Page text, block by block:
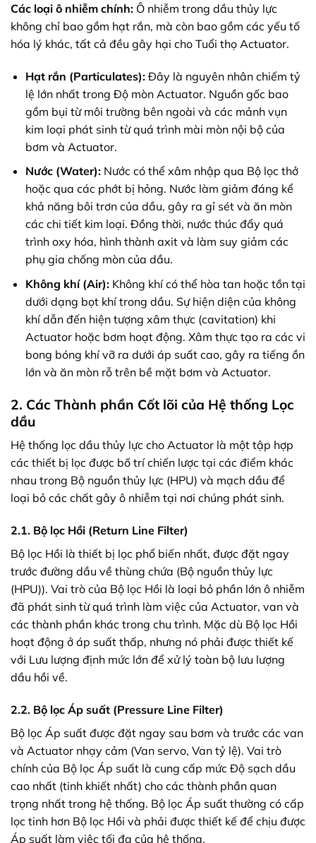
Các loại ô nhiễm chính: Ô nhiễm trong dầu thủy lực
không chỉ bao gồm hạt rắn, mà còn bao gồm các yếu tố
hóa lý khác, tất cả đều gây hại cho Tuổi thọ Actuator.
Hạt rắn (Particulates):Đây là nguyên nhân chiếm tỷ
lệ lớn nhất trong Độ mòn Actuator. Nguồn gốc bao
gồm bụi từ môi trường bên ngoài và các mảnh vụn
kim loại phát sinh từ quá trình mài mòn nội bộ của
bơm và Actuator.
Nước (Water):Nước có thể xâm nhập qua Bộ lọc thở
hoặc qua các phớt bị hỏng. Nước làm giảm đáng kể
khả năng bôi trơn của dầu, gây ra gỉ sét và ăn mòn
các chi tiết kim loại. Đồng thời, nước thúc đẩy quá
trình oxy hóa, hình thành axit và làm suy giảm các
phụ gia chống mòn của dầu.
Không khí (Air):Không khí có thể hòa tan hoặc tồn tại
dưới dạng bọt khí trong dầu. Sự hiện diện của không
khí dẫn đến hiện tượng xâm thực (cavitation) khi
Actuator hoặc bơm hoạt động. Xâm thực tạo ra các vi
bong bóng khí vỡ ra dưới áp suất cao, gây ra tiếng ồn
lớn và ăn mòn rỗ trên bề mặt bơm và Actuator.
2. Các Thành phần Cốt lõi của Hệ thống Lọc
dầu
Hệ thống lọc dầu thủy lực cho Actuator là một tập hợp
các thiết bị lọc được bố trí chiến lược tại các điểm khác
nhau trong Bộ nguồn thủy lực (HPU) và mạch dầu để
loại bỏ các chất gây ô nhiễm tại nơi chúng phát sinh.
2.1. Bộ lọc Hồi (Return Line Filter)
Bộ lọc Hồi là thiết bị lọc phổ biến nhất, được đặt ngay
trước đường dầu về thùng chứa (Bộ nguồn thủy lực
(HPU)). Vai trò của Bộ lọc Hồi là loại bỏ phần lớn ô nhiễm
đã phát sinh từ quá trình làm việc của Actuator, van và
các thành phần khác trong chu trình. Mặc dù Bộ lọc Hồi
hoạt động ở áp suất thấp, nhưng nó phải được thiết kế
với Lưu lượng định mức lớn để xử lý toàn bộ lưu lượng
dầu hồi về.
2.2. Bộ lọc Áp suất (Pressure Line Filter)
Bộ lọc Áp suất được đặt ngay sau bơm và trước các van
và Actuator nhạy cảm (Van servo, Van tỷ lệ). Vai trò
chính của Bộ lọc Áp suất là cung cấp mức Độ sạch dầu
cao nhất (tinh khiết nhất) cho các thành phần quan
trọng nhất trong hệ thống. Bộ lọc Áp suất thường có cấp
lọc tinh hơn Bộ lọc Hồi và phải được thiết kế để chịu được
Áp suất làm việc tối đa của hệ thống.